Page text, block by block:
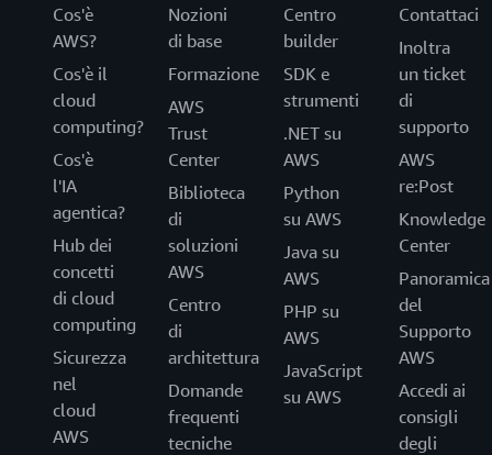
Cos'è
AWS?
Cos'è il
cloud
computing?
Cos'è
l'IA
agentica?
Hub dei
concetti
di cloud
computing
Sicurezza
nel
cloud
AWS
Nozioni
di base
Formazione
AWS
Trust
Center
Biblioteca
di
soluzioni
AWS
Centro
di
architettura
Domande
frequenti
tecniche
Centro
builder
SDK e
strumenti
.NET su
AWS
Python
su AWS
Java su
AWS
PHP su
AWS
JavaScript
su AWS
Contattaci
Inoltra
un ticket
di
supporto
AWS
re:Post
Knowledge
Center
Panoramica
del
Supporto
AWS
Accedi ai
consigli
degli